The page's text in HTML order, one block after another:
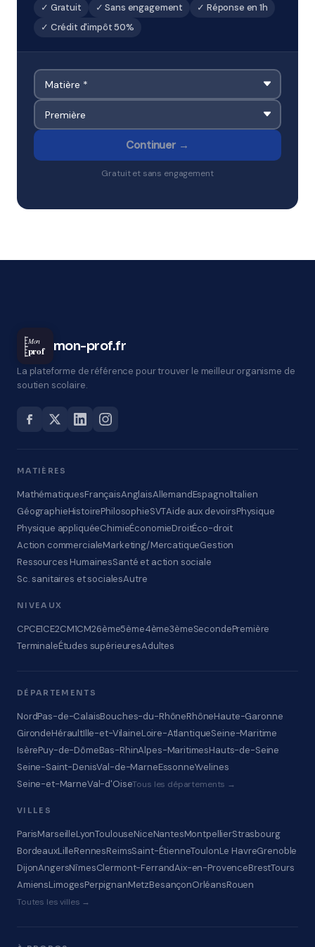
✓ Gratuit ✓ Sans engagement
✓ Réponse en 1h
✓ Crédit d'impôt 50%
Continuer →
Gratuit et sans engagement
Mon
prof mon-prof.fr
La plateforme de référence pour trouver le meilleur organisme de
soutien scolaire.
MATIÈRES
MathématiquesFrançaisAnglaisAllemandEspagnolItalien
GéographieHistoirePhilosophieSVTAide aux devoirsPhysique
Physique appliquéeChimieÉconomieDroitÉco-droit
Action commercialeMarketing/MercatiqueGestion
Ressources HumainesSanté et action sociale
Sc. sanitaires et socialesAutre
NIVEAUX
CPCE1CE2CM1CM26ème5ème4ème3èmeSecondePremière
TerminaleÉtudes supérieuresAdultes
DÉPARTEMENTS
NordPas-de-CalaisBouches-du-RhôneRhôneHaute-Garonne
GirondeHéraultIlle-et-VilaineLoire-AtlantiqueSeine-Maritime
IsèrePuy-de-DômeBas-RhinAlpes-MaritimesHauts-de-Seine
Seine-Saint-DenisVal-de-MarneEssonneYvelines
Seine-et-MarneVal-d'OiseTous les départements →
VILLES
ParisMarseilleLyonToulouseNiceNantesMontpellierStrasbourg
BordeauxLilleRennesReimsSaint-ÉtienneToulonLe HavreGrenoble
DijonAngersNîmesClermont-FerrandAix-en-ProvenceBrestTours
AmiensLimogesPerpignanMetzBesançonOrléansRouen
Toutes les villes →